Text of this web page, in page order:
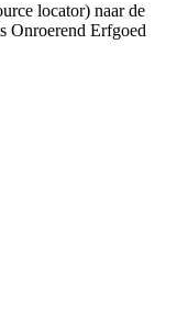
locator) naar de
Onroerend Erfgoed